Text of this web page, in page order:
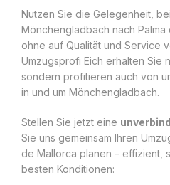
Nutzen Sie die Gelegenheit,
Mönchengladbach nach Palma
ohne auf Qualität und Service
Umzugsprofi Eich erhalten Sie
sondern profitieren auch von
in und um Mönchengladbach.
Stellen Sie jetzt eine
Sie uns gemeinsam Ihren
de Mallorca planen – effizient,
besten Konditionen: